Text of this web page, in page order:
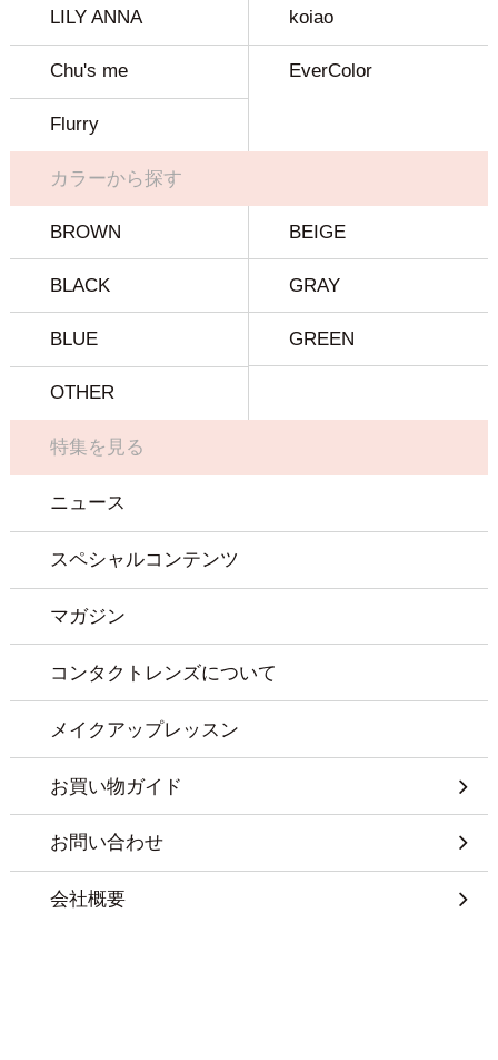
LILY ANNA koiao
Chu's me EverColor
Flurry
カラーから探す
BROWN BEIGE
BLACK GRAY
BLUE GREEN
OTHER
特集を見る
ニュース
スペシャルコンテンツ
マガジン
コンタクトレンズについて
メイクアップレッスン
お買い物ガイド
お問い合わせ
会社概要